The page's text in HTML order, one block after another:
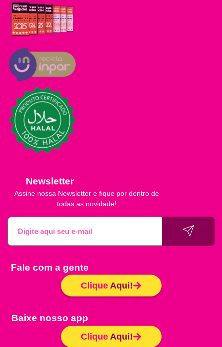
Newsletter
Assine nossa Newsletter e fique por dentro de
todas as novidade!
Fale com a gente
Clique Aqui!
Baixe nosso app
Clique Aqui!